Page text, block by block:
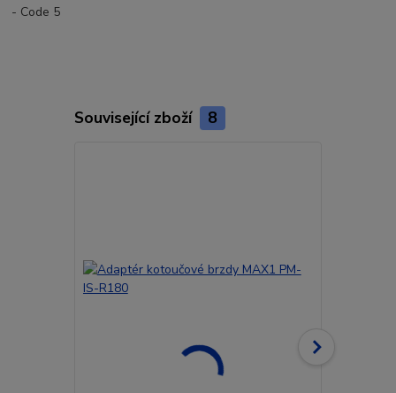
- Code 5
Související zboží 8